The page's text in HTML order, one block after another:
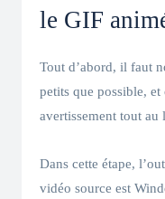
le GIF
Tout d’abord, il faut
petits que possible,
avertissement tout au
Dans cette étape,
vidéo source est